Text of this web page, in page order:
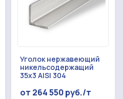
Уголок нержавеющий
никельсодержащий
35x3 AISI 304
от 264 550 руб./т